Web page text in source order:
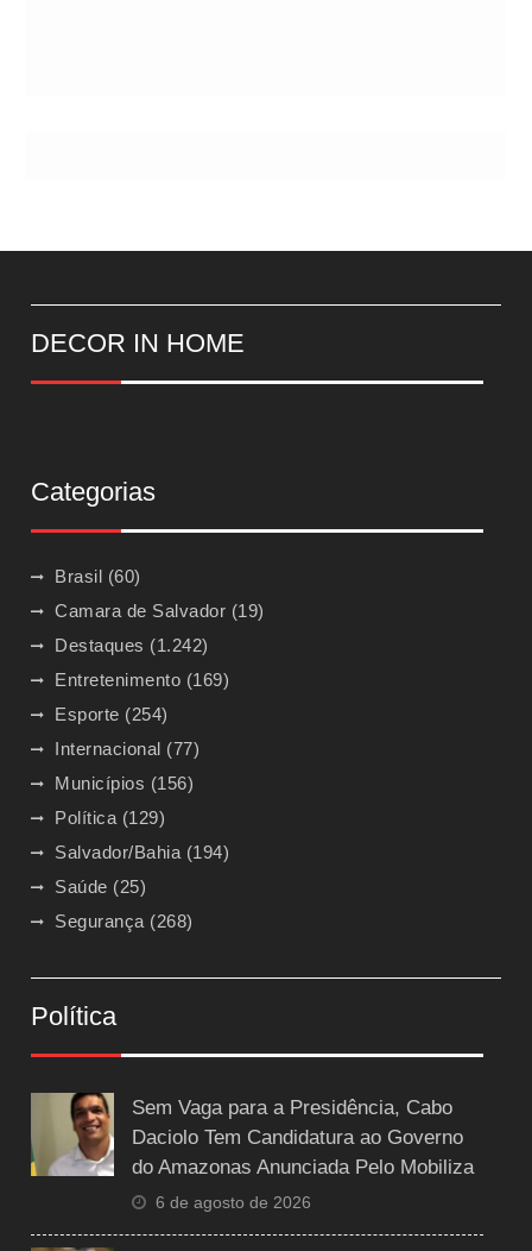
DECOR IN HOME
Categorias
Brasil (60)
Camara de Salvador (19)
Destaques (1.242)
Entretenimento (169)
Esporte (254)
Internacional (77)
Municípios (156)
Política (129)
Salvador/Bahia (194)
Saúde (25)
Segurança (268)
Política
Sem Vaga para a Presidência, Cabo
Daciolo Tem Candidatura ao Governo
do Amazonas Anunciada Pelo Mobiliza
6 de agosto de 2026